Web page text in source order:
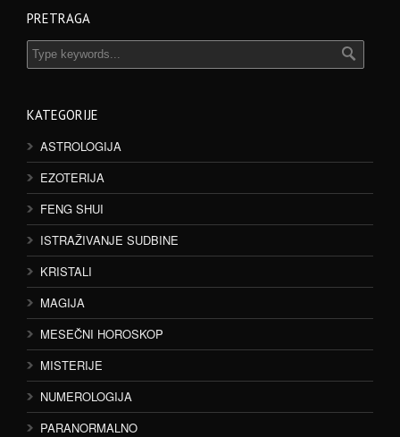
PRETRAGA
KATEGORIJE
ASTROLOGIJA
EZOTERIJA
FENG SHUI
ISTRAŽIVANJE SUDBINE
KRISTALI
MAGIJA
MESEČNI HOROSKOP
MISTERIJE
NUMEROLOGIJA
PARANORMALNO